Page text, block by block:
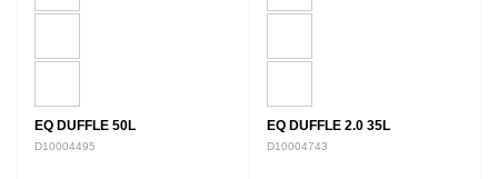
EQ DUFFLE 50L
D10004495
EQ DUFFLE 2.0 35L
D10004743